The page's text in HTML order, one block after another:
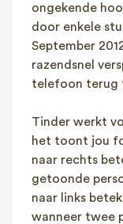
ongekende
door enkele
September
razendsnel
telefoon terug
Tinder werkt
het toont jou
naar rechts
getoonde
naar links
wanneer twee